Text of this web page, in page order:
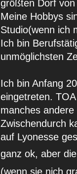
größten Dorf
Meine Hobbys
Studio(wenn ich
Ich bin
unmöglichsten
Ich bin Anfang
eingetreten.
manches
Zwischendurch
auf Lyonesse
ganz ok, aber
(wenn sie nich